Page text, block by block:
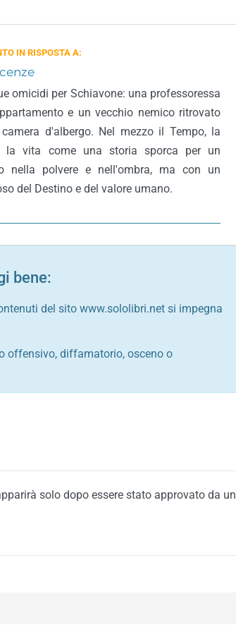
IN RISPOSTA A:
omicidi per Schiavone: una professoressa
e un vecchio nemico ritrovato
d'albergo. Nel mezzo il Tempo, la
la vita come una storia sporca per un
nella polvere e nell'ombra, ma con un
del Destino e del valore umano.
bene:
del sito www.sololibri.net si impegna
offensivo, diffamatorio, osceno o
e di quelle internazionali
denigratorio e sbeffeggiatorio
dell'ordine pubblico
di qualsiasi cittadino
di qualsiasi razza, popolo, cultura,
del buon costume o contenenti
politica, di partito o di fazione, che
solo dopo essere stato approvato da un